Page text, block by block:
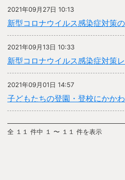
2021年09月27日 10:13
新型コロナウイルス感染症対策
2021年09月13日 10:33
新型コロナウイルス感染症対策
2021年09月01日 14:57
子どもたちの登園・登校にかか
全 １１ 件中 １ 〜 １１ 件を表示